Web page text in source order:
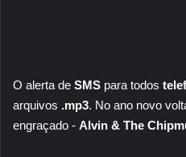
O alerta de SMS para todos
arquivos .mp3. No ano novo
engraçado - Alvin & The